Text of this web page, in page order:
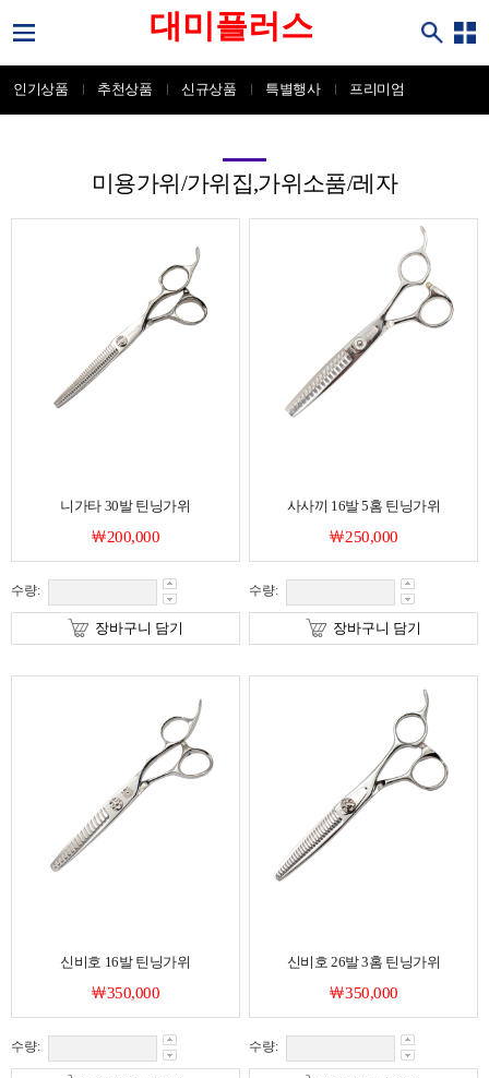
대미플러스
인기상품 추천상품 신규상품 특별행사 프리미엄
미용가위/가위집,가위소품/레자
니가타 30발 틴닝가위
￦200,000
수량:
장바구니 담기
사사끼 16발 5홈 틴닝가위
￦250,000
수량:
장바구니 담기
신비호 16발 틴닝가위
￦350,000
수량:
신비호 26발 3홈 틴닝가위
￦350,000
수량: